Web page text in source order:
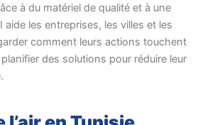
à du matériel de qualité et à une
aide les entreprises, les villes et les
comment leurs actions touchent
des solutions pour réduire leur